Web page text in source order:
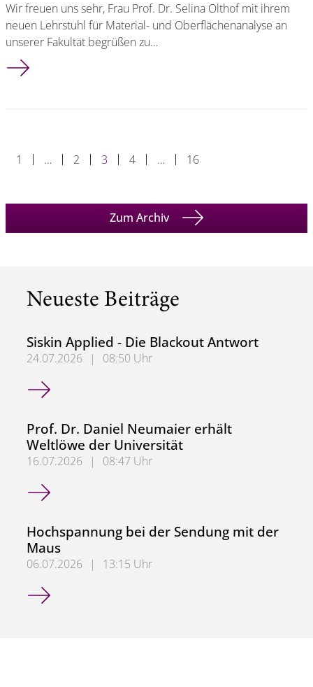
Wir freuen uns sehr, Frau Prof. Dr. Selina Olthof mit ihrem
neuen Lehrstuhl für Material- und Oberflächenanalyse an
unserer Fakultät begrüßen zu…
Big News! Neue Professorin und neuer Lehrstuhl
1 … 2 3 4 … 16
Zum Archiv
Neueste Beiträge
Siskin Applied - Die Blackout Antwort
24.07.2026 |
08:50 Uhr
Siskin Applied - Die Blackout Antwort
Prof. Dr. Daniel Neumaier erhält
Weltlöwe der Universität
16.07.2026 |
08:47 Uhr
Prof. Dr. Daniel Neumaier erhält Weltlöwe der Universität
Hochspannung bei der Sendung mit der
Maus
06.07.2026 |
13:15 Uhr
Hochspannung bei der Sendung mit der Maus